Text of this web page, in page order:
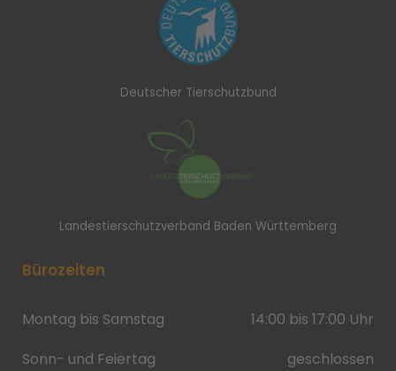
Deutscher Tierschutzbund
Landestierschutzverband Baden Württemberg
Bürozeiten
Montag bis Samstag
14:00 bis 17:00 Uhr
Sonn- und Feiertag
geschlossen